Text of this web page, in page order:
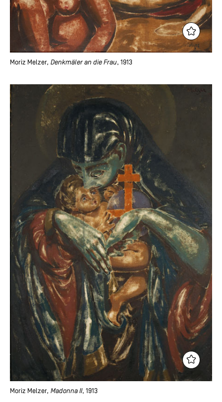
Moriz Melzer, Denkmäler an die Frau, 1913
Moriz Melzer, Madonna II, 1913